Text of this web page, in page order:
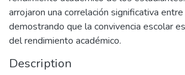
arrojaron una correlación significativa
demostrando que la convivencia escolar
del rendimiento académico.
Description